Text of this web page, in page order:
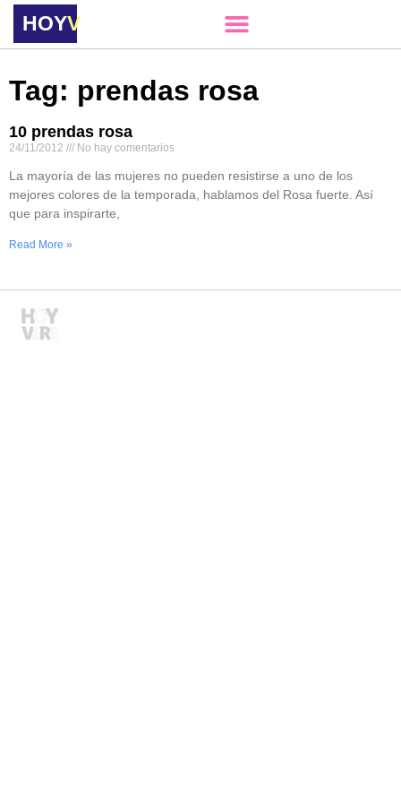
HOYVERE
Tag: prendas rosa
10 prendas rosa
24/11/2012 No hay comentarios
La mayoría de las mujeres no pueden resistirse a uno de los
mejores colores de la temporada, hablamos del Rosa fuerte. Así
que para inspirarte,
Read More »